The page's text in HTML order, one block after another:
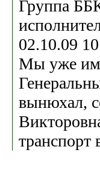
Группа
02.10.09
Мы уже им
вынюхал,
транспорт